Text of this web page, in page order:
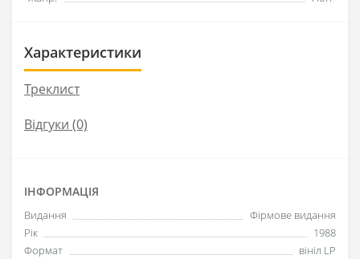
Характеристики
Треклист
Відгуки (0)
ІНФОРМАЦІЯ
Видання
Фірмове видання
Рік
1988
Формат
вініл LP